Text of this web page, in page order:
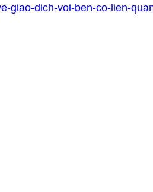
giao-dich-voi-ben-co-lien-